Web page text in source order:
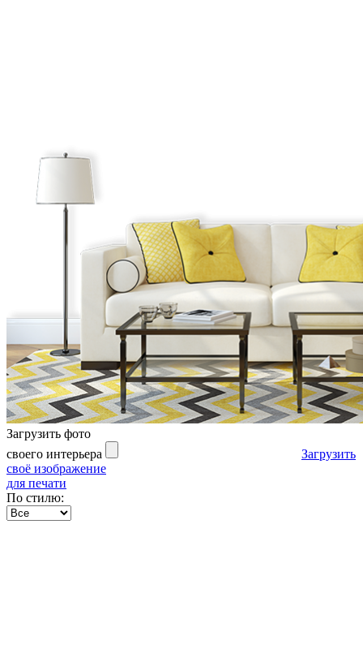
Загрузить фото
своего интерьера
Загрузить
своё изображение
для печати
По стилю: